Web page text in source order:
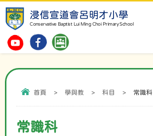
浸信宣道會呂明才小學
Conservative Baptist Lui Ming Choi Primary School
首頁 > 學與教 > 科目 > 常識科
常識科